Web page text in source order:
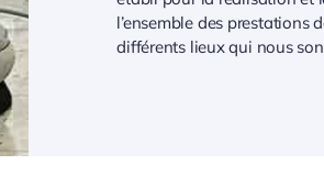
l’ensemble des prestations
différents lieux qui nous